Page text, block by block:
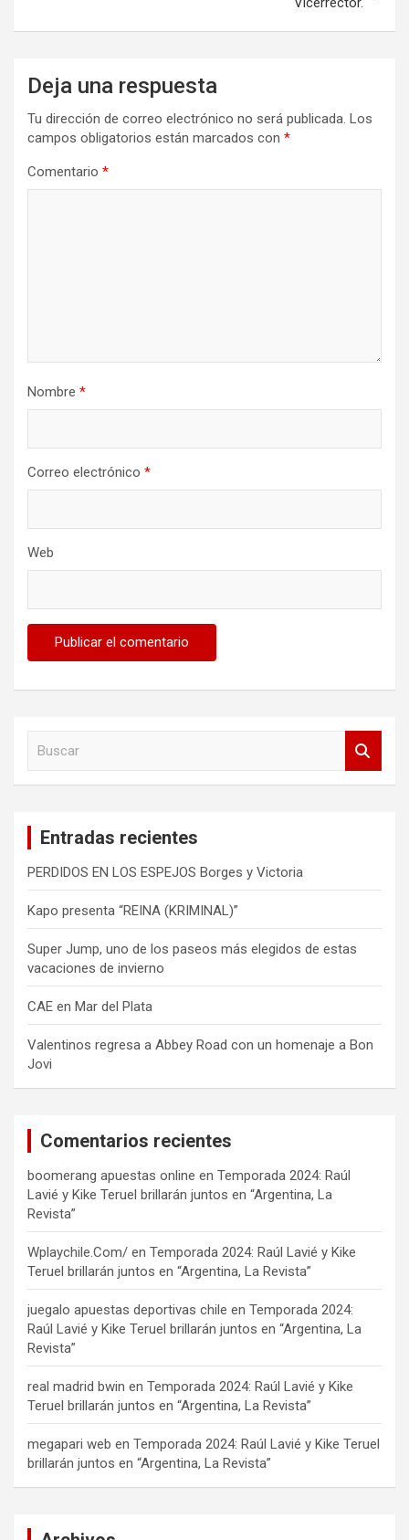
Deja una respuesta
Tu dirección de correo electrónico no será publicada. Los
campos obligatorios están marcados con *
Comentario *
Nombre *
Correo electrónico *
Web
Entradas recientes
PERDIDOS EN LOS ESPEJOS Borges y Victoria
Kapo presenta “REINA (KRIMINAL)”
Super Jump, uno de los paseos más elegidos de estas
vacaciones de invierno
CAE en Mar del Plata
Valentinos regresa a Abbey Road con un homenaje a Bon
Jovi
Comentarios recientes
boomerang apuestas online en Temporada 2024: Raúl
Lavié y Kike Teruel brillarán juntos en “Argentina, La
Revista”
Wplaychile.Com/ en Temporada 2024: Raúl Lavié y Kike
Teruel brillarán juntos en “Argentina, La Revista”
juegalo apuestas deportivas chile en Temporada 2024:
Raúl Lavié y Kike Teruel brillarán juntos en “Argentina, La
Revista”
real madrid bwin en Temporada 2024: Raúl Lavié y Kike
Teruel brillarán juntos en “Argentina, La Revista”
megapari web en Temporada 2024: Raúl Lavié y Kike Teruel
brillarán juntos en “Argentina, La Revista”